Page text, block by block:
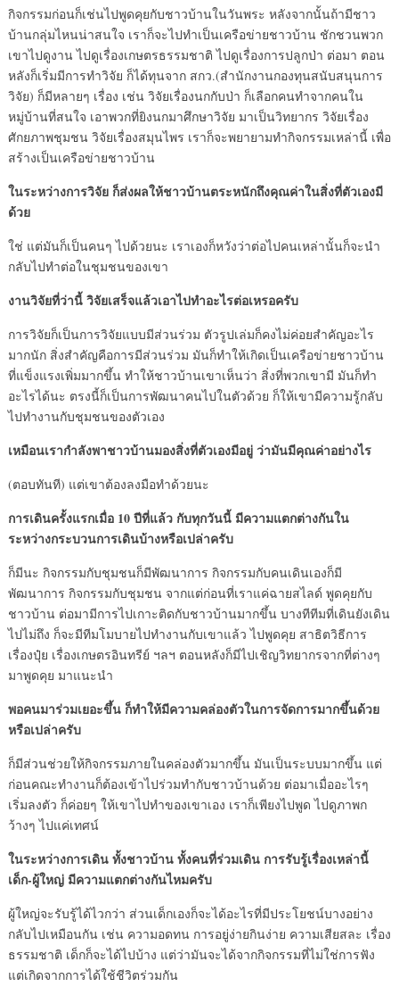
กิจกรรมก่อนก็เช่นไปพูดคุยกับชาวบ้านในวันพระ หลังจากนั้นถ้ามีชาว
บ้านกลุ่มไหนน่าสนใจ เราก็จะไปทำเป็นเครือข่ายชาวบ้าน ชักชวนพวก
เขาไปดูงาน ไปดูเรื่องเกษตรธรรมชาติ ไปดูเรื่องการปลูกป่า ต่อมา ตอน
หลังก็เริ่มมีการทำวิจัย ก็ได้ทุนจาก สกว.(สำนักงานกองทุนสนับสนุนการ
วิจัย) ก็มีหลายๆ เรื่อง เช่น วิจัยเรื่องนกกับป่า ก็เลือกคนทำจากคนใน
หมู่บ้านที่สนใจ เอาพวกที่ยิงนกมาศึกษาวิจัย มาเป็นวิทยากร วิจัยเรื่อง
ศักยภาพชุมชน วิจัยเรื่องสมุนไพร เราก็จะพยายามทำกิจกรรมเหล่านี้ เพื่อ
สร้างเป็นเครือข่ายชาวบ้าน
ในระหว่างการวิจัย ก็ส่งผลให้ชาวบ้านตระหนักถึงคุณค่าในสิ่งที่ตัวเองมี
ด้วย
ใช่ แต่มันก็เป็นคนๆ ไปด้วยนะ เราเองก็หวังว่าต่อไปคนเหล่านั้นก็จะนำ
กลับไปทำต่อในชุมชนของเขา
งานวิจัยที่ว่านี้ วิจัยเสร็จแล้วเอาไปทำอะไรต่อเหรอครับ
การวิจัยก็เป็นการวิจัยแบบมีส่วนร่วม ตัวรูปเล่มก็คงไม่ค่อยสำคัญอะไร
มากนัก สิ่งสำคัญคือการมีส่วนร่วม มันก็ทำให้เกิดเป็นเครือข่ายชาวบ้าน
ที่แข็งแรงเพิ่มมากขึ้น ทำให้ชาวบ้านเขาเห็นว่า สิ่งที่พวกเขามี มันก็ทำ
อะไรได้นะ ตรงนี้ก็เป็นการพัฒนาคนไปในตัวด้วย ก็ให้เขามีความรู้กลับ
ไปทำงานกับชุมชนของตัวเอง
เหมือนเรากำลังพาชาวบ้านมองสิ่งที่ตัวเองมีอยู่ ว่ามันมีคุณค่าอย่างไร
(ตอบทันที) แต่เขาต้องลงมือทำด้วยนะ
การเดินครั้งแรกเมื่อ 10 ปีที่แล้ว กับทุกวันนี้ มีความแตกต่างกันใน
ระหว่างกระบวนการเดินบ้างหรือเปล่าครับ
ก็มีนะ กิจกรรมกับชุมชนก็มีพัฒนาการ กิจกรรมกับคนเดินเองก็มี
พัฒนาการ กิจกรรมกับชุมชน จากแต่ก่อนที่เราแค่ฉายสไลด์ พูดคุยกับ
ชาวบ้าน ต่อมามีการไปเกาะติดกับชาวบ้านมากขึ้น บางทีทีมที่เดินยังเดิน
ไปไม่ถึง ก็จะมีทีมโมบายไปทำงานกับเขาแล้ว ไปพูดคุย สาธิตวิธีการ
เรื่องปุ๋ย เรื่องเกษตรอินทรีย์ ฯลฯ ตอนหลังก็มีไปเชิญวิทยากรจากที่ต่างๆ
มาพูดคุย มาแนะนำ
พอคนมาร่วมเยอะขึ้น ก็ทำให้มีความคล่องตัวในการจัดการมากขึ้นด้วย
หรือเปล่าครับ
ก็มีส่วนช่วยให้กิจกรรมภายในคล่องตัวมากขึ้น มันเป็นระบบมากขึ้น แต่
ก่อนคณะทำงานก็ต้องเข้าไปร่วมทำกับชาวบ้านด้วย ต่อมาเมื่ออะไรๆ
เริ่มลงตัว ก็ค่อยๆ ให้เขาไปทำของเขาเอง เราก็เพียงไปพูด ไปดูภาพก
ว้างๆ ไปแค่เทศน์
ในระหว่างการเดิน ทั้งชาวบ้าน ทั้งคนที่ร่วมเดิน การรับรู้เรื่องเหล่านี้
เด็ก-ผู้ใหญ่ มีความแตกต่างกันไหมครับ
ผู้ใหญ่จะรับรู้ได้ไวกว่า ส่วนเด็กเองก็จะได้อะไรที่มีประโยชน์บางอย่าง
กลับไปเหมือนกัน เช่น ความอดทน การอยู่ง่ายกินง่าย ความเสียสละ เรื่อง
ธรรมชาติ เด็กก็จะได้ไปบ้าง แต่ว่ามันจะได้จากกิจกรรมที่ไม่ใช่การฟัง
แต่เกิดจากการได้ใช้ชีวิตร่วมกัน